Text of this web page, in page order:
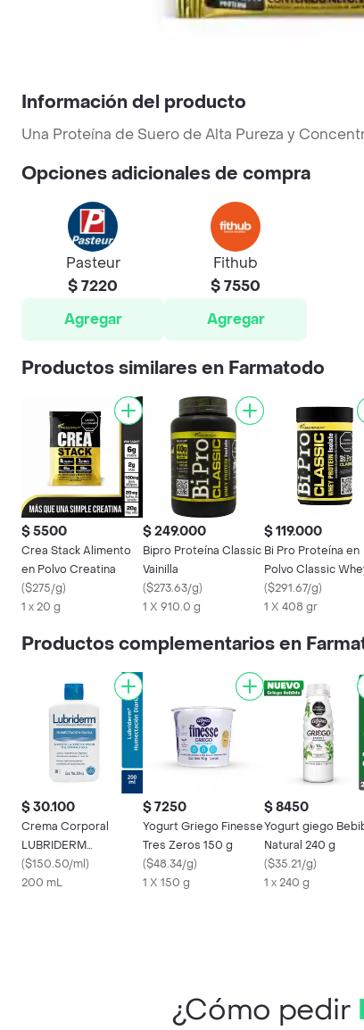
Información del producto
Una Proteína de Suero de Alta Pureza y
Opciones adicionales de compra
Pasteur
$ 7220
Agregar
Fithub
$ 7550
Agregar
Productos similares en Farmatodo
$ 5500
Crea Stack Alimento
en Polvo Creatina
($275/g)
1 x 20 g
$ 249.000
Bipro Proteína Classic
Vainilla
($273.63/g)
1 X 910.0 g
$ 119.000
Bi Pro Proteína en
Polvo Classic
Protein Vainilla
($291.67/g)
1 X 408 gr
Productos complementarios en
$ 30.100
Crema Corporal
LUBRIDERM
Humectación Diaria
200 ML
($150.50/ml)
200 mL
$ 7250
Yogurt Griego Finesse
Tres Zeros 150 g
($48.34/g)
1 X 150 g
$ 8450
Yogurt giego
Natural 240 g
($35.21/g)
1 x 240 g
¿Cómo pedir